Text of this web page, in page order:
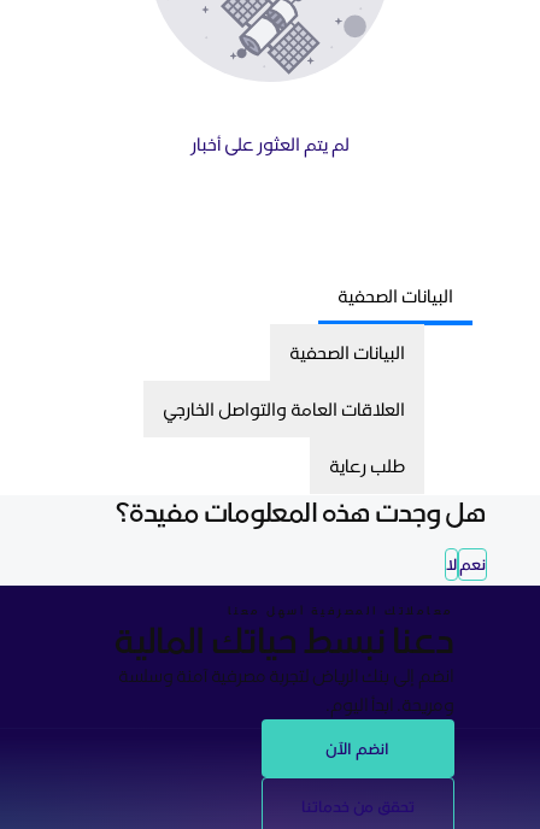
لم يتم العثور على أخبار
البيانات الصحفية
البيانات الصحفية
العلاقات العامة والتواصل الخارجي
طلب رعاية
هل وجدت هذه المعلومات مفيدة؟
نعملا
معاملاتك المصرفية أسهل معنا
دعنا نبسط حياتك المالية
انضم إلى بنك الرياض لتجربة مصرفية آمنة وسلسة
ومريحة. ابدأ اليوم.
انضم الآن
تحقق من خدماتنا